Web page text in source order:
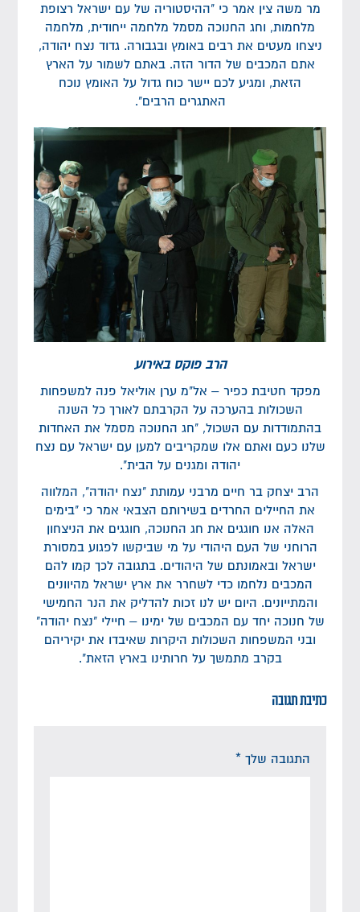
מר משה צין אמר כי "ההיסטוריה של עם ישראל רצופת
מלחמות, וחג החנוכה מסמל מלחמה ייחודית, מלחמה
ניצחו מעטים את רבים באומץ ובגבורה. גדוד נצח יהודה,
אתם המכבים של הדור הזה. באתם לשמור על הארץ
הזאת, ומגיע לכם יישר כוח גדול על האומץ נוכח
האתגרים הרבים".
הרב פוקס באירוע
מפקד חטיבת כפיר – אל"מ ערן אוליאל פנה למשפחות
השכולות בהערכה על הקרבתם לאורך כל השנה
בהתמודדות עם השכול, "חג החנוכה מסמל את האחדות
שלנו כעם ואתם אלו שמקריבים למען עם ישראל עם נצח
יהודה ומגנים על הבית".
הרב יצחק בר חיים מרבני עמותת "נצח יהודה", המלווה
את החיילים החרדים בשירותם הצבאי אמר כי "בימים
האלה אנו חוגגים את חג החנוכה, חוגגים את הניצחון
הרוחני של העם היהודי על מי שביקשו לפגוע במסורת
ישראל ובאמונתם של היהודים. בתגובה לכך קמו להם
המכבים נלחמו כדי לשחרר את ארץ ישראל מהיוונים
והמתייונים. היום יש לנו זכות להדליק את הנר החמישי
של חנוכה יחד עם המכבים של ימינו – חיילי "נצח יהודה"
ובני המשפחות השכולות היקרות שאיבדו את יקיריהם
בקרב מתמשך על חרותינו בארץ הזאת".
כתיבת תגובה
התגובה שלך*